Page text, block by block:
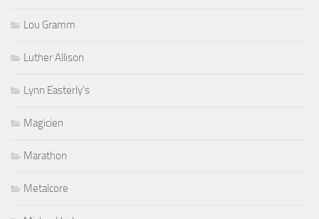
Lou Gramm
Luther Allison
Lynn Easterly's
Magicien
Marathon
Metalcore